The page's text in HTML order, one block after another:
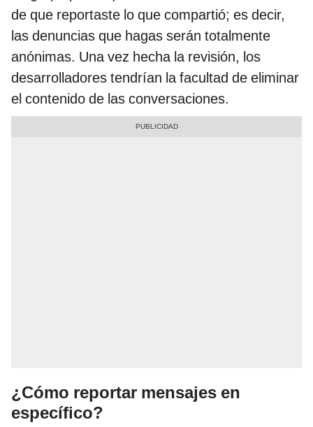
de que reportaste lo que compartió; es decir,
las denuncias que hagas serán totalmente
anónimas. Una vez hecha la revisión, los
desarrolladores tendrían la facultad de eliminar
el contenido de las conversaciones.
¿Cómo reportar mensajes en
específico?